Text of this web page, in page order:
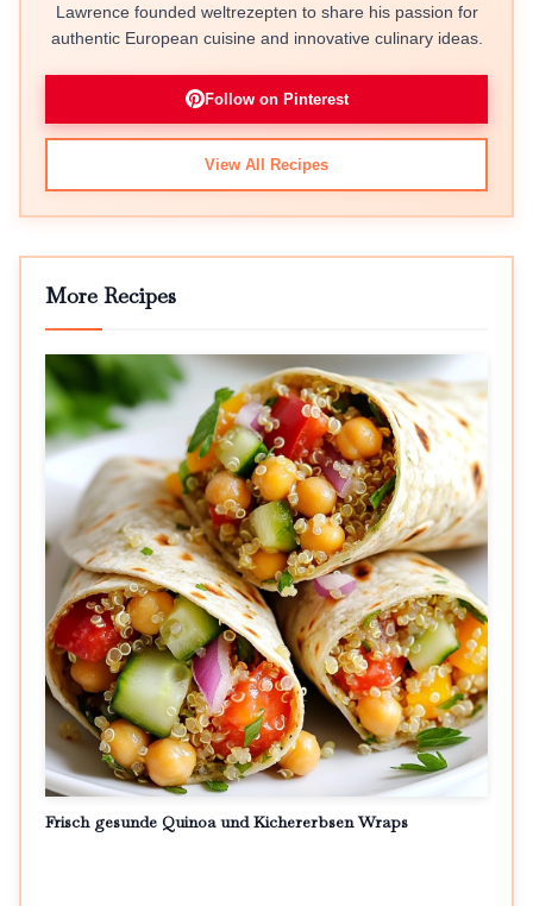
Lawrence founded weltrezepten to share his passion for
authentic European cuisine and innovative culinary ideas.
Follow on Pinterest
View All Recipes
More Recipes
Frisch gesunde Quinoa und Kichererbsen Wraps